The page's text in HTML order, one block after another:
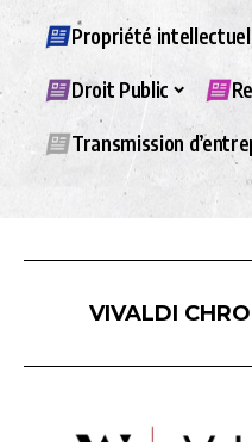
Propriété
Droit Public
Transmission
VIVALDI